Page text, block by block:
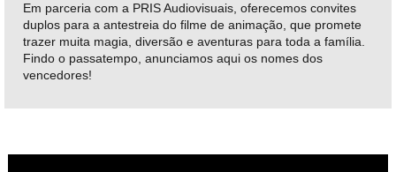
Em parceria com a PRIS Audiovisuais, oferecemos convites
duplos para a antestreia do filme de animação, que promete
trazer muita magia, diversão e aventuras para toda a família.
Findo o passatempo, anunciamos aqui os nomes dos
vencedores!